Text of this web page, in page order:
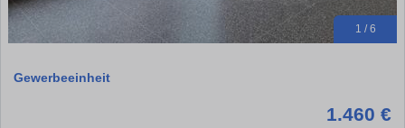
1 / 6
Gewerbeeinheit
1.460 €